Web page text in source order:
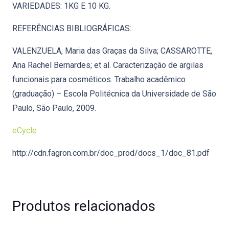
VARIEDADES: 1KG E 10 KG.
REFERÊNCIAS BIBLIOGRÁFICAS:
VALENZUELA, Maria das Graças da Silva; CASSAROTTE,
Ana Rachel Bernardes; et al. Caracterização de argilas
funcionais para cosméticos. Trabalho acadêmico
(graduação) – Escola Politécnica da Universidade de São
Paulo, São Paulo, 2009.
eCycle
http://cdn.fagron.com.br/doc_prod/docs_1/doc_81.pdf
Produtos relacionados